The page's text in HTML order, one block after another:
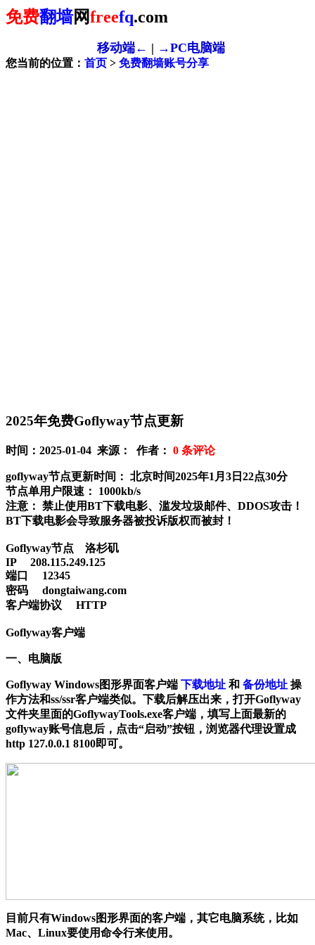
免费翻墙网freefq.com
移动端← | →PC电脑端
您当前的位置： 首页 > 免费翻墙账号分享
2025年免费Goflyway节点更新
时间：2025-01-04 来源： 作者： 0 条评论
goflyway节点更新时间： 北京时间2025年1月3日22点30分
节点单用户限速： 1000kb/s
注意： 禁止使用BT下载电影、滥发垃圾邮件、DDOS攻击！
BT下载电影会导致服务器被投诉版权而被封！
Goflyway节点 洛杉矶
IP 208.115.249.125
端口 12345
密码 dongtaiwang.com
客户端协议 HTTP
Goflyway客户端
一、电脑版
Goflyway Windows图形界面客户端 下载地址 和 备份地址 操
作方法和ss/ssr客户端类似。下载后解压出来，打开Goflyway
文件夹里面的GoflywayTools.exe客户端，填写 上面最新的
goflyway账号信息后，点击“启动”按钮，浏览器代理设置成
http 127.0.0.1 8100即可。
目前只有Windows图形界面的客户端，其它电脑系统，比如
Mac、Linux要使用命令行来使用。